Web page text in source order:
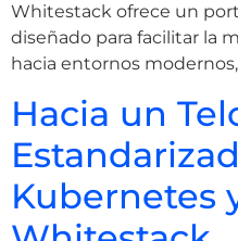
Whitestack ofrece un
diseñado para facilitar la
hacia entornos
Hacia un
Kubernetes